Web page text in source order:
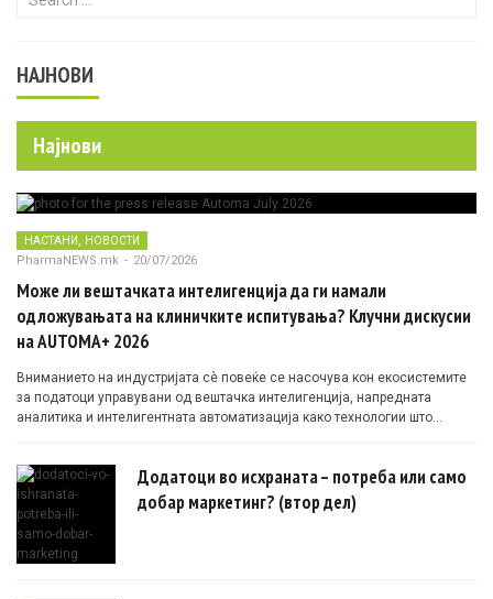
НАЈНОВИ
Најнови
НАСТАНИ, НОВОСТИ
PharmaNEWS.mk - 20/07/2026
Може ли вештачката интелигенција да ги намали
одложувањата на клиничките испитувања? Клучни дискусии
на AUTOMA+ 2026
Вниманието на индустријата сè повеќе се насочува кон екосистемите
за податоци управувани од вештачка интелигенција, напредната
аналитика и интелигентната автоматизација како технологии што
Додатоци во исхраната – потреба или само
добар маркетинг? (втор дел)